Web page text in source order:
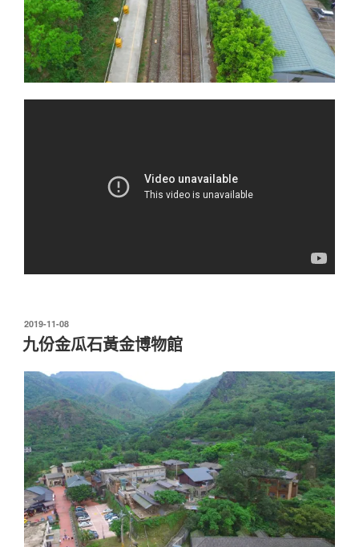
發
佈
於
2019-11-08
九份金瓜石黃金博物館